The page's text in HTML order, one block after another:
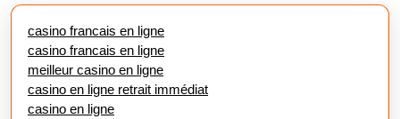
casino francais en ligne
casino francais en ligne
meilleur casino en ligne
casino en ligne retrait immédiat
casino en ligne